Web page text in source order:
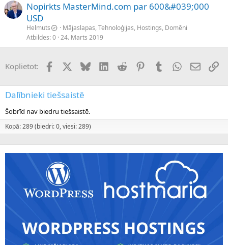
Nopirkts MasterMind.com par 600&#039;000
USD
Helmuts
Mājaslapas, Tehnoloģijas, Hostings, Domēni
Atbildes 0 24. Marts 2019
Koplietot: FacebookX (Twitter)
BlueskyLinkedInReddit PinterestTumblrWhatsApp
E-pasts
Dalībnieki tiešsaistē
Šobrīd nav biedru tiešsaistē.
Kopā: 289 (biedri: 0, viesi: 289)